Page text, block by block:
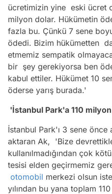
ücretimizin yine eski ücret
milyon dolar. Hükümetin
fazla bu. Çünkü 7 sene
ödedi. Bizim hükümetten
etmemiz sempatik
bir şey gerekiyorsa ben
kabul ettiler. Hükümet 10
öderse yarış burada.'
'İstanbul Park'a 110 milyon
İstanbul Park'ı 3 sene önce
aktaran Ak, 'Bize
kullanılmadığından çok
tesisi elden geçirmemiz
otomobil merkezi olsun
yılından bu yana toplam